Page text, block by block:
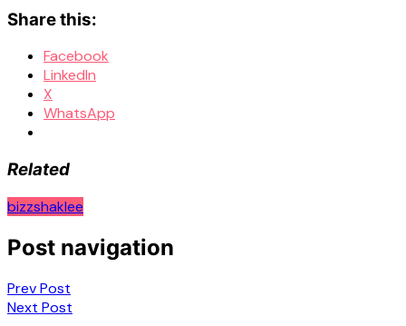
Share this:
Facebook
LinkedIn
X
WhatsApp
Related
bizzshaklee
Post navigation
Prev Post
Next Post